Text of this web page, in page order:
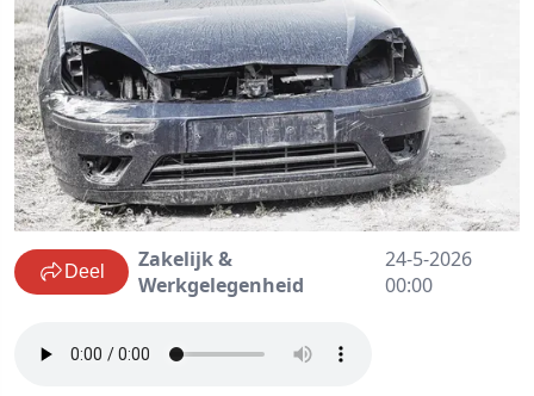
Deel
Zakelijk &
Werkgelegenheid
24-5-2026
00:00